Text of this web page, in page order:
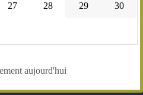
27 28 29 30
aujourd'hui